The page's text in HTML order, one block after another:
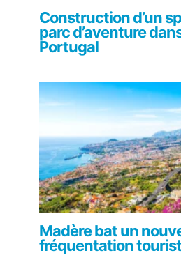
Construction d’un
parc d’aventure
Portugal
Madère bat un
fréquentation